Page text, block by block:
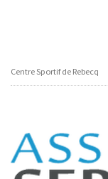
Centre Sportif de Rebecq